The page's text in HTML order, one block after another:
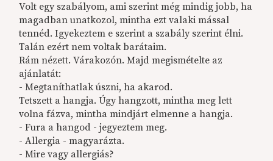
Volt egy szabályom, ami szerint még mindig jobb, ha
magadban unatkozol, mintha ezt valaki mással
tennéd. Igyekeztem e szerint a szabály szerint élni.
Talán ezért nem voltak barátaim.
Rám nézett. Várakozón. Majd megismételte az
ajánlatát:
- Megtaníthatlak úszni, ha akarod.
Tetszett a hangja. Úgy hangzott, mintha meg lett
volna fázva, mintha mindjárt elmenne a hangja.
- Fura a hangod - jegyeztem meg.
- Allergia - magyarázta.
- Mire vagy allergiás?